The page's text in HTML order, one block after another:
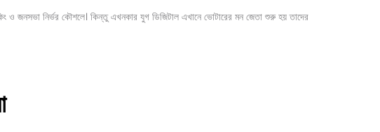
ও জনসভা নির্ভর কৌশলে। কিন্তু এখনকার যুগ ডিজিটাল এখানে ভোটারের মন জেতা শুরু হয় তাদের